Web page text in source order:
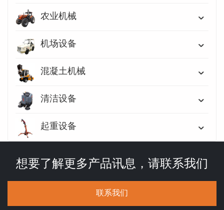
农业机械
机场设备
混凝土机械
清洁设备
起重设备
想要了解更多产品讯息，请联系我们
联系我们